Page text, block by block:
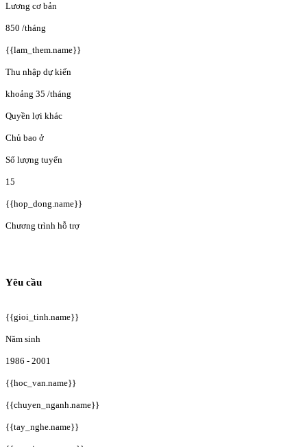
Lương cơ bản
850 /tháng
{{lam_them.name}}
Thu nhập dự kiến
khoảng 35 /tháng
Quyền lợi khác
Chủ bao ở
Số lượng tuyển
15
{{hop_dong.name}}
Chương trình hỗ trợ
Yêu cầu
{{gioi_tinh.name}}
Năm sinh
1986 - 2001
{{hoc_van.name}}
{{chuyen_nganh.name}}
{{tay_nghe.name}}